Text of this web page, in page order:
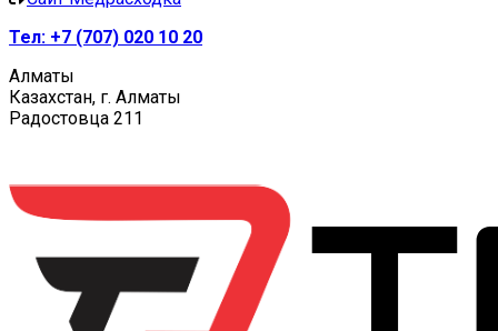
Тел: +7 (707) 020 10 20
Алматы
Казахстан, г. Алматы
Радостовца 211